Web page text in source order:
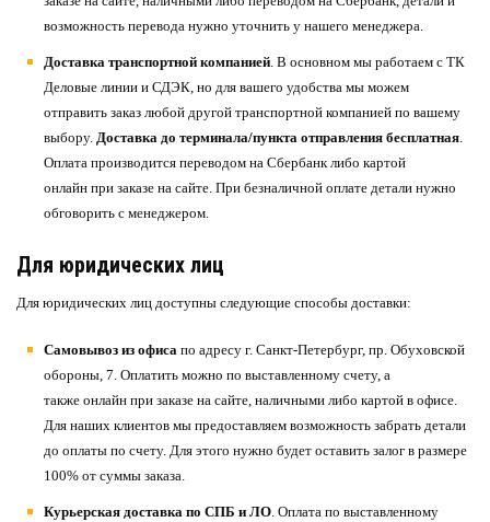
возможность перевода нужно уточнить у нашего менеджера.
Доставка транспортной компанией. В основном мы работаем с ТК
Деловые линии и СДЭК, но для вашего удобства мы можем
отправить заказ любой другой транспортной компанией по вашему
выбору. Доставка до терминала/пункта отправления бесплатная.
Оплата производится переводом на Сбербанк либо картой
онлайн при заказе на сайте. При безналичной оплате детали нужно
обговорить с менеджером.
Для юридических лиц
Для юридических лиц доступны следующие способы доставки:
Самовывоз из офиса по адресу г. Санкт-Петербург, пр. Обуховской
обороны, 7. Оплатить можно по выставленному счету, а
также онлайн при заказе на сайте, наличными либо картой в офисе.
Для наших клиентов мы предоставляем возможность забрать детали
до оплаты по счету. Для этого нужно будет оставить залог в размере
100% от суммы заказа.
Курьерская доставка по СПБ и ЛО. Оплата по выставленному